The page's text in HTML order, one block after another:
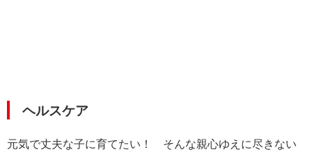
ヘルスケア
元気で丈夫な子に育てたい！ そんな親心ゆえに尽きない